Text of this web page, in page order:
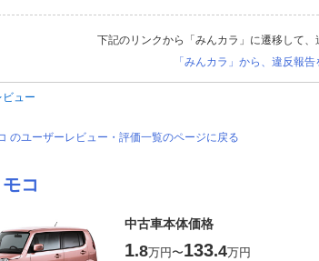
下記のリンクから「みんカラ」に遷移して、
「みんカラ」から、違反報告
ュー
のユーザーレビュー・評価一覧のページに戻る
コ
中古車本体価格
1.8万円〜133.4万円